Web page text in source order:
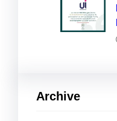
Archive